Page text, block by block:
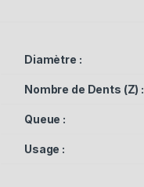
Diamètre :
Nombre de Dents (Z) :
Queue :
Usage :